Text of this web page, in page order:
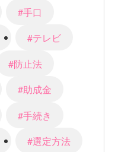
#手口
#テレビ
#防止法
#助成金
#手続き
#選定方法